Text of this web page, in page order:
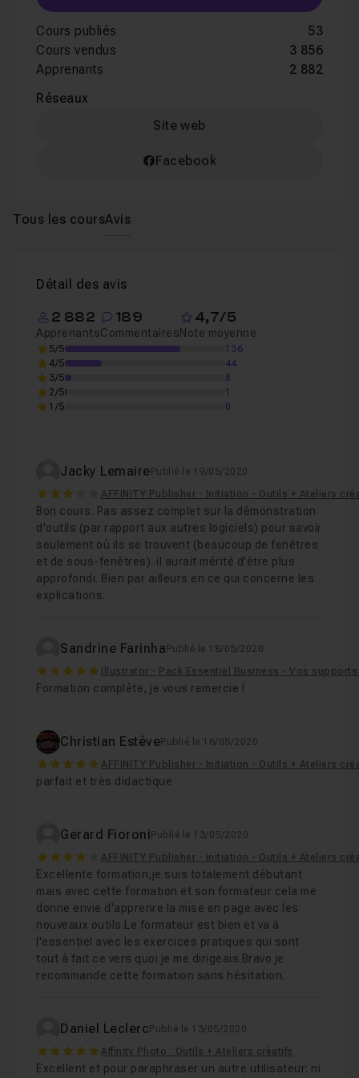
Cours publiés
53
Cours vendus
3 856
Apprenants
2 882
Réseaux
Site web
Facebook
Tous les coursAvis
Détail des avis
2 882
Apprenants
189
Commentaires
4,7/5
Note moyenne
5/5
136
4/5
44
3/5
8
2/5
1
1/5
0
Jacky Lemaire Publié le 19/05/2020
3 AFFINITY Publisher - Initiation - Outils + Ateliers
Bon cours. Pas assez complet sur la démonstration
d'outils (par rapport aux autres logiciels) pour savoir
seulement où ils se trouvent (beaucoup de fenêtres
et de sous-fenêtres). il aurait mérité d'être plus
approfondi. Bien par ailleurs en ce qui concerne les
explications.
Sandrine Farinha Publié le 18/05/2020
5 Illustrator - Pack Essentiel Business - Vos
Formation complète, je vous remercie !
Christian EstèvePublié le 16/05/2020
5 AFFINITY Publisher - Initiation - Outils + Ateliers
parfait et très didactique
Gerard Fioroni Publié le 13/05/2020
4 AFFINITY Publisher - Initiation - Outils + Ateliers
Excellente formation,je suis totalement débutant
mais avec cette formation et son formateur cela me
donne envie d'apprenre la mise en page avec les
nouveaux outils.Le formateur est bien et va à
l'essentiel avec les exercices pratiques qui sont
tout à fait ce vers quoi je me dirigeais.Bravo je
recommande cette formation sans hésitation.
Daniel Leclerc Publié le 13/05/2020
5 Affinity Photo : Outils + Ateliers créatifs
Excellent et pour paraphraser un autre utilisateur: ni